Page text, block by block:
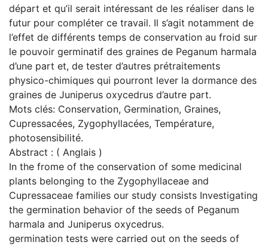
départ et qu’il serait intéressant de les réaliser dans le
futur pour compléter ce travail. Il s’agit notamment de
l’effet de différents temps de conservation au froid sur
le pouvoir germinatif des graines de Peganum harmala
d’une part et, de tester d’autres prétraitements
physico-chimiques qui pourront lever la dormance des
graines de Juniperus oxycedrus d’autre part.
Mots clés: Conservation, Germination, Graines,
Cupressacées, Zygophyllacées, Température,
photosensibilité.
Abstract : ( Anglais )
In the frome of the conservation of some medicinal
plants belonging to the Zygophyllaceae and
Cupressaceae families our study consists Investigating
the germination behavior of the seeds of Peganum
harmala and Juniperus oxycedrus.
germination tests were carried out on the seeds of